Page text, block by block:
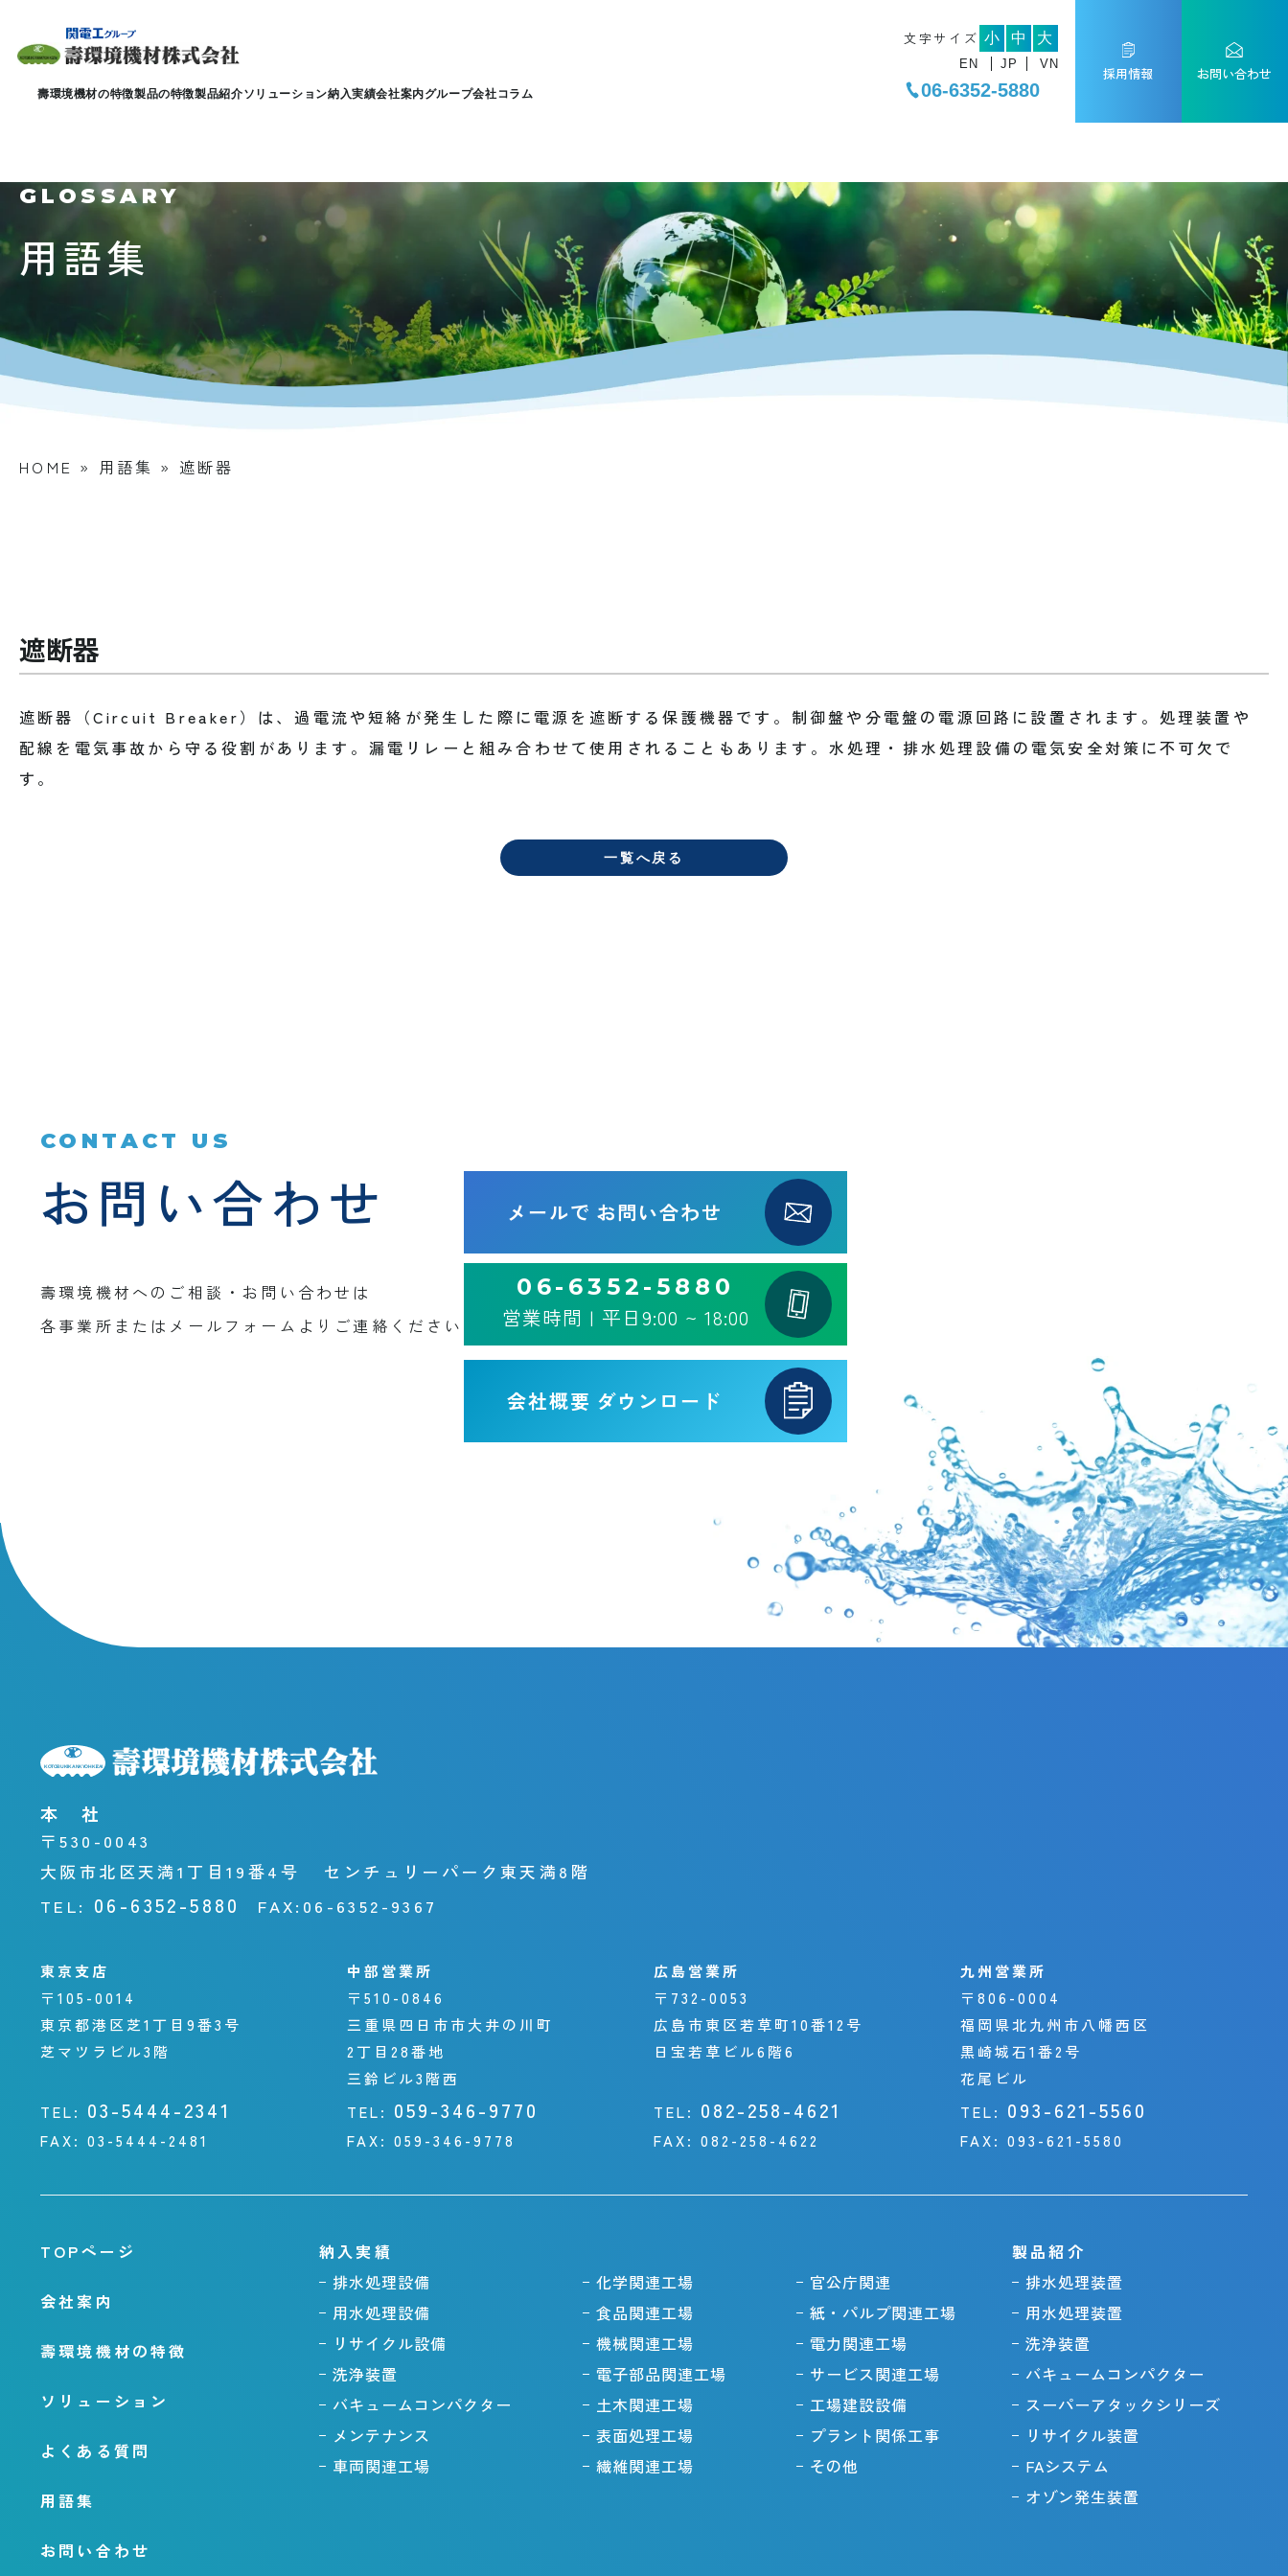
壽環境機材の特徴製品の特徴製品紹介ソリューション納入実績会社案内グループ会社 コラム
文字サイズ 小 中 大
EN JP VN
06-6352-5880
採用情報 お問い合わせ
GLOSSARY
用語集
HOME » 用語集 » 遮断器
遮断器
遮断器（Circuit Breaker）は、過電流や短絡が発生した際に電源を遮断する保護機器です。制御盤や分電盤の電源回路に設置されます。処理装置や
配線を電気事故から守る役割があります。漏電リレーと組み合わせて使用されることもあります。水処理・排水処理設備の電気安全対策に不可欠で
す。
一覧へ戻る
CONTACT US
お問い合わせ
壽環境機材へのご相談・お問い合わせは
各事業所またはメールフォームよりご連絡ください
メールで お問い合わせ
06-6352-5880
営業時間 | 平日9:00 ~ 18:00
会社概要 ダウンロード
本 社
〒530-0043
大阪市北区天満1丁目19番4号
センチュリーパーク東天満8階
TEL: 06-6352-5880 FAX: 06-6352-9367
東京支店
〒105-0014
東京都港区芝1丁目9番3号
芝マツラビル3階
TEL: 03-5444-2341
FAX: 03-5444-2481
中部営業所
〒510-0846
三重県四日市市大井の川町
2丁目28番地
三鈴ビル3階西
TEL: 059-346-9770
FAX: 059-346-9778
広島営業所
〒732-0053
広島市東区若草町10番12号
日宝若草ビル6階6
TEL: 082-258-4621
FAX: 082-258-4622
九州営業所
〒806-0004
福岡県北九州市八幡西区
黒崎城石1番2号
花尾ビル
TEL: 093-621-5560
FAX: 093-621-5580
TOPページ
会社案内
壽環境機材の特徴
ソリューション
よくある質問
用語集
お問い合わせ
納入実績
排水処理設備
用水処理設備
リサイクル設備
洗浄装置
バキュームコンパクター
メンテナンス
車両関連工場
化学関連工場
食品関連工場
機械関連工場
電子部品関連工場
土木関連工場
表面処理工場
繊維関連工場
官公庁関連
紙・パルプ関連工場
電力関連工場
サービス関連工場
工場建設設備
プラント関係工事
その他
製品紹介
排水処理装置
用水処理装置
洗浄装置
バキュームコンパクター
スーパーアタックシリーズ
リサイクル装置
FAシステム
オゾン発生装置